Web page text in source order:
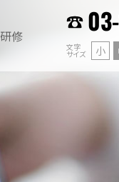
修
文字
サイズ 小